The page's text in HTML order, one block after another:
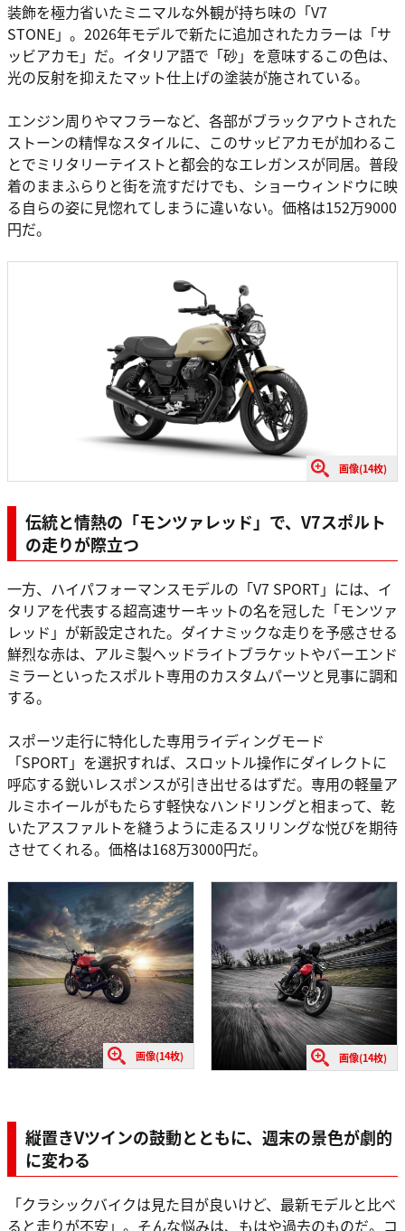
装飾を極力省いたミニマルな外観が持ち味の「V7
STONE」。2026年モデルで新たに追加されたカラーは「サ
ッビアカモ」だ。イタリア語で「砂」を意味するこの色は、
光の反射を抑えたマット仕上げの塗装が施されている。
エンジン周りやマフラーなど、各部がブラックアウトされた
ストーンの精悍なスタイルに、このサッビアカモが加わるこ
とでミリタリーテイストと都会的なエレガンスが同居。普段
着のままふらりと街を流すだけでも、ショーウィンドウに映
る自らの姿に見惚れてしまうに違いない。価格は152万9000
円だ。
画像(14枚)
伝統と情熱の「モンツァレッド」で、V7スポルト
の走りが際立つ
一方、ハイパフォーマンスモデルの「V7 SPORT」には、イ
タリアを代表する超高速サーキットの名を冠した「モンツァ
レッド」が新設定された。ダイナミックな走りを予感させる
鮮烈な赤は、アルミ製ヘッドライトブラケットやバーエンド
ミラーといったスポルト専用のカスタムパーツと見事に調和
する。
スポーツ走行に特化した専用ライディングモード
「SPORT」を選択すれば、スロットル操作にダイレクトに
呼応する鋭いレスポンスが引き出せるはずだ。専用の軽量ア
ルミホイールがもたらす軽快なハンドリングと相まって、乾
いたアスファルトを縫うように走るスリリングな悦びを期待
させてくれる。価格は168万3000円だ。
画像(14枚) 画像(14枚)
縦置きVツインの鼓動とともに、週末の景色が劇的
に変わる
「クラシックバイクは見た目が良いけど、最新モデルと比べ
ると走りが不安」。そんな悩みは、もはや過去のものだ。コ